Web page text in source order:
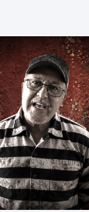
وطالبهما
مرتبط بالإرشاد
التي […]